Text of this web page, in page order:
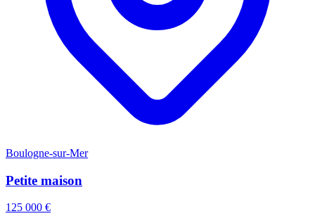
Boulogne-sur-Mer
Petite maison
125 000 €